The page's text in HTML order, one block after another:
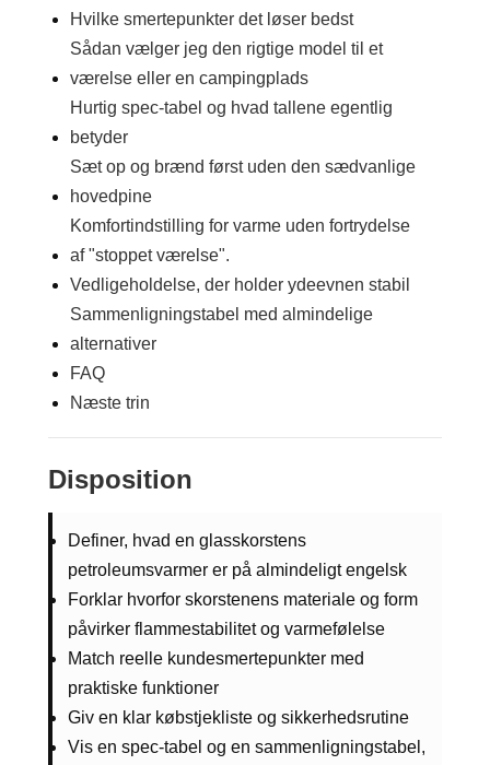
Hvilke smertepunkter det løser bedst
Sådan vælger jeg den rigtige model til et
værelse eller en campingplads
Hurtig spec-tabel og hvad tallene egentlig
betyder
Sæt op og brænd først uden den sædvanlige
hovedpine
Komfortindstilling for varme uden fortrydelse
af "stoppet værelse".
Vedligeholdelse, der holder ydeevnen stabil
Sammenligningstabel med almindelige
alternativer
FAQ
Næste trin
Disposition
Definer, hvad en glasskorstens
petroleumsvarmer er på almindeligt engelsk
Forklar hvorfor skorstenens materiale og form
påvirker flammestabilitet og varmefølelse
Match reelle kundesmertepunkter med
praktiske funktioner
Giv en klar købstjekliste og sikkerhedsrutine
Vis en spec-tabel og en sammenligningstabel,